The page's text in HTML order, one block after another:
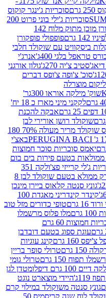
סוכריות ג'ינגר קוקוס
סוכריות ג'ילי בוני פרוט 200
פופפולי פופקורן מוכן מתוק מלוח 142
גרם
פופפולי פופקורן
ביסקוויט עם שוקולד חלבי
טראפל בלגי 400ג'
אנרג'י
צ'יה 270ג'
גולון אורגני
סוכ' צ'ופה צ'ופס דברים
מוצרלה
שוק' מילקה אוראו 300גר'
לקקני מיני מארז כ 18 יח'
אבקה להכנת
שוקולד רושן אורירי לבן
טוניס שוקולד מריר מעולה 70% 180
באצ'י
יאמס סוכריות סוכר חמוצות
ממולאות בטעם פירות בים בום
רושן סוכריות ג'לי קרייזי פצ'ולקה 351
מזרק ממולא בטעם שוקולד לבן 8
גונץ סנטה קלאוס ביירן מינכן
קינדר קינדריני מאגדת 100
גרם
טופי כדורים מזל טוב
מלו פלוס מרשמלו
סאוור מדנס סוכריות חמוצות 60 גרם
עוגת ספוג בטעם דובדבן
160 גרם
קינג עוגיות
גרם
טרולי סופר בריין
תפוח 150 גרם
טרולי גומי
גרם דיפלומט
דן לגן
119ג'
היידי מוצארט נוגט
גונץ סנטה משוקולד במילוי קרם
גונץ שוקולד לוח שנה קריסמיס 50